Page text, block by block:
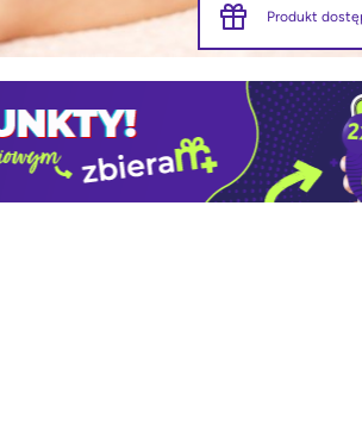
Produkt